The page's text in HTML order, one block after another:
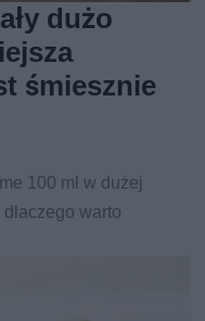
dużo
śmiesznie
100 ml w dużej
warto